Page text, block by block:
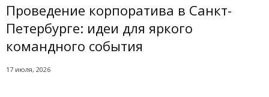
Проведение корпоратива в Санкт-
Петербурге: идеи для яркого
командного события
17 июля, 2026